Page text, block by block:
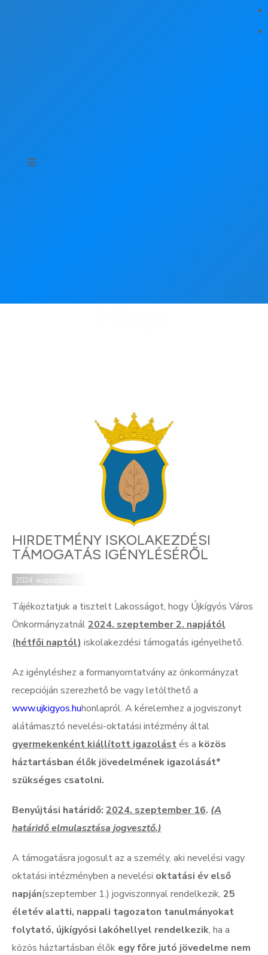
HIRDETMÉNY ISKOLAKEZDÉSI
TÁMOGATÁS IGÉNYLÉSÉRŐL
2024. augusztus 27.
Tájékoztatjuk a tisztelt Lakosságot, hogy Újkígyós Város
Önkormányzatnál2024. szeptember 2. napjától
(hétfői naptól) iskolakezdési támogatás igényelhető.
Az igényléshez a formanyomtatvány az önkormányzat
recepcióján szerezhető be vagy letölthető a
www.ujkigyos.huhonlapról. A kérelemhez a jogviszonyt
alátámasztó nevelési-oktatási intézmény által
gyermekenként kiállított igazolástés a közös
háztartásban élők jövedelmének igazolását*
szükséges csatolni.
Benyújtási határidő: 2024. szeptember 16. (A
határidő elmulasztása jogvesztő.)
A támogatásra jogosult az a személy, aki nevelési vagy
oktatási intézményben a nevelési oktatási év első
napján(szeptember 1.) jogviszonnyal rendelkezik, 25
életév alatti, nappali tagozaton tanulmányokat
folytató, újkígyósi lakóhellyel rendelkezik, ha a
közös háztartásban élők egy főre jutó jövedelme nem